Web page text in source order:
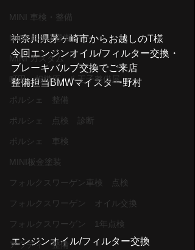
MINI 車検・整備
MINI 点検・診断
MINI カスタム
町田、相模原、八王子整備屋
ポルシェ 整備
ポルシェ 点検 診断
ポルシェ 車検
MINI板金塗装
フォルクスワーゲン車検 点検
フォルクスワーゲン オイル交換
フォルクスワーゲン 1年点検
アウディ 整備
神奈川県茅ヶ崎市からお越しのT様
今回エンジンオイル/フィルター交換・
ブレーキバルブ交換でご来店
整備担当BMWマイスター野村
エンジンオイル/フィルター交換